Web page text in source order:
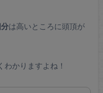
は高いところに頭頂が
かりますよね！